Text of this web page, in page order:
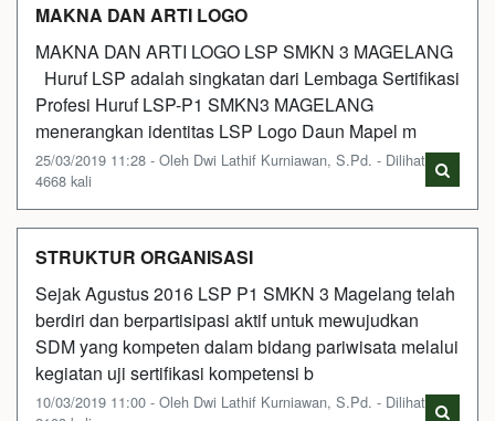
MAKNA DAN ARTI LOGO
MAKNA DAN ARTI LOGO LSP SMKN 3 MAGELANG
Huruf LSP adalah singkatan dari Lembaga Sertifikasi
Profesi Huruf LSP-P1 SMKN3 MAGELANG
menerangkan identitas LSP Logo Daun Mapel m
25/03/2019 11:28 - Oleh Dwi Lathif Kurniawan, S.Pd. - Dilihat
4668 kali
STRUKTUR ORGANISASI
Sejak Agustus 2016 LSP P1 SMKN 3 Magelang telah
berdiri dan berpartisipasi aktif untuk mewujudkan
SDM yang kompeten dalam bidang pariwisata melalui
kegiatan uji sertifikasi kompetensi b
10/03/2019 11:00 - Oleh Dwi Lathif Kurniawan, S.Pd. - Dilihat